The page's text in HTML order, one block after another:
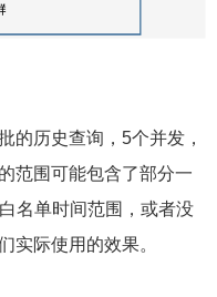
的历史查询，5个并发，
范围可能包含了部分一
名单时间范围，或者没
实际使用的效果。